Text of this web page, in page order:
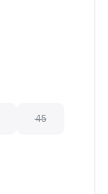
45